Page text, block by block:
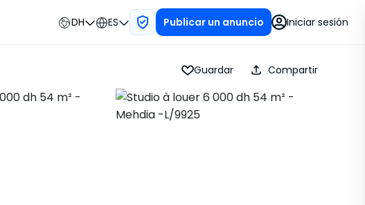
DH ES Publicar un anuncio Iniciar sesión
Guardar Compartir